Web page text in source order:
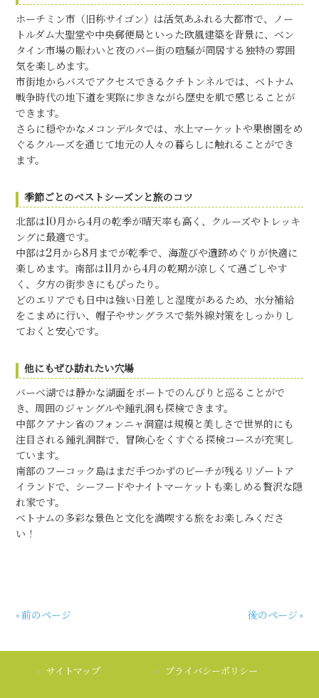
ホーチミン市（旧称サイゴン）は活気あふれる大都市で、ノー
トルダム大聖堂や中央郵便局といった欧風建築を背景に、ベン
タイン市場の賑わいと夜のバー街の喧騒が同居する独特の雰囲
気を楽しめます。
市街地からバスでアクセスできるクチトンネルでは、ベトナム
戦争時代の地下道を実際に歩きながら歴史を肌で感じることが
できます。
さらに穏やかなメコンデルタでは、水上マーケットや果樹園をめ
ぐるクルーズを通じて地元の人々の暮らしに触れることができ
ます。
季節ごとのベストシーズンと旅のコツ
北部は10月から4月の乾季が晴天率も高く、クルーズやトレッキ
ングに最適です。
中部は2月から8月までが乾季で、海遊びや遺跡めぐりが快適に
楽しめます。南部は11月から4月の乾期が涼しくて過ごしやす
く、夕方の街歩きにもぴったり。
どのエリアでも日中は強い日差しと湿度があるため、水分補給
をこまめに行い、帽子やサングラスで紫外線対策をしっかりし
ておくと安心です。
他にもぜひ訪れたい穴場
バーベ湖では静かな湖面をボートでのんびりと巡ることがで
き、周囲のジャングルや鍾乳洞も探検できます。
中部クアナン省のフォンニャ洞窟は規模と美しさで世界的にも
注目される鍾乳洞群で、冒険心をくすぐる探検コースが充実し
ています。
南部のフーコック島はまだ手つかずのビーチが残るリゾートア
イランドで、シーフードやナイトマーケットも楽しめる贅沢な隠
れ家です。
ベトナムの多彩な景色と文化を満喫する旅をお楽しみくださ
い！
« 前のページ 後のページ »
サイトマップ プライバシーポリシー